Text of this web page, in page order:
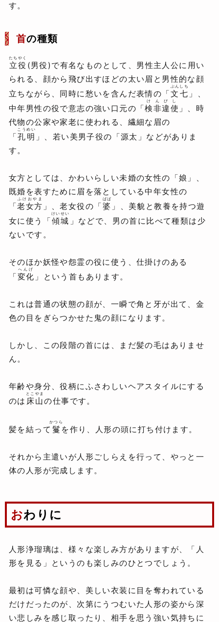
す。
首の種類
立役
たちやく
(男役)で有名なものとして、男性主人公に用い
られる、顔から飛び出すほどの太い眉と男性的な顔
立ちながら、同時に愁いを含んだ表情の「文七
ぶんしち
」、
中年男性の役で意志の強い口元の「検非違使
けんびし
」、時
代物の公家や家老に使われる、繊細な眉の
「孔明
こうめい
」、若い美男子役の「源太」などがありま
す。
女方としては、かわいらしい未婚の女性の「娘」、
既婚を表すために眉を落としている中年女性の
「老女方
ふけおやま
」、老女役の「婆
ばば
」、美貌と教養を持つ遊
女に使う「傾城
けいせい
」などで、男の首に比べて種類は少
ないです。
そのほか妖怪や怨霊の役に使う、仕掛けのある
「変化
へんげ
」という首もあります。
これは普通の状態の顔が、一瞬で角と牙が出て、金
色の目をぎらつかせた鬼の顔になります。
しかし、この段階の首には、まだ髪の毛はありませ
ん。
年齢や身分、役柄にふさわしいヘアスタイルにする
のは 床山
とこやま
の仕事です。
髪を結って 鬘
かつら
を作り、人形の頭に打ち付けます。
それから主遣いが人形ごしらえを行って、やっと一
体の人形が完成します。
おわりに
人形浄瑠璃は、様々な楽しみ方がありますが、「人
形を見る」というのも楽しみのひとつでしょう。
最初は可憐な顔や、美しい衣装に目を奪われている
だけだったのが、次第にうつむいた人形の姿から深
い悲しみを感じ取ったり、相手を思う強い気持ちに